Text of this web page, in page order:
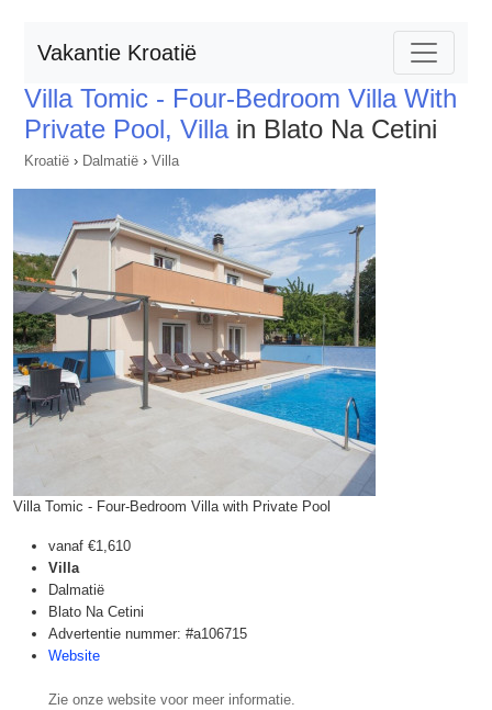
Vakantie Kroatië
Villa Tomic - Four-Bedroom Villa With
Private Pool, Villain Blato Na Cetini
Kroatië › Dalmatië › Villa
Villa Tomic - Four-Bedroom Villa with Private Pool
vanaf €1,610
Villa
Dalmatië
Blato Na Cetini
Advertentie nummer: #a106715
Website
Zie onze website voor meer informatie.